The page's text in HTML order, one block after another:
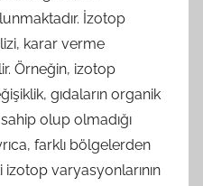
İzotop
karar verme
Örneğin, izotop
gıdaların organik
olup olmadığı
farklı bölgelerden
izotop varyasyonlarının